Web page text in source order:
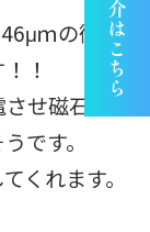
ｍの微細
！
せ磁石のよ
です。
くれます。